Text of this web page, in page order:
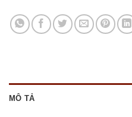
MÔ TẢ